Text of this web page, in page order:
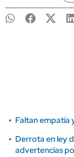
Faltan empatía
Derrota en ley
advertencias